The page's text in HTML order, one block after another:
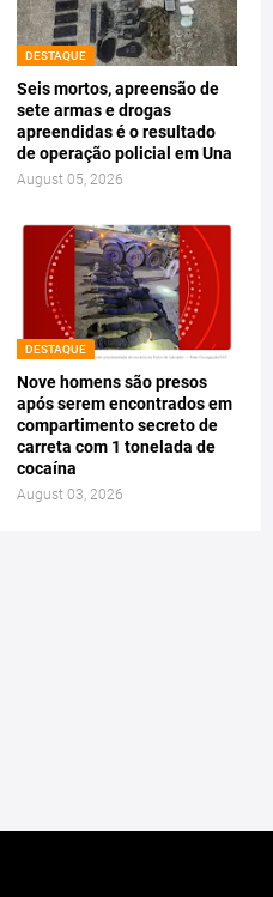
DESTAQUE
Seis mortos, apreensão de
sete armas e drogas
apreendidas é o resultado
de operação policial em Una
August 05, 2026
DESTAQUE
Nove homens são presos
após serem encontrados em
compartimento secreto de
carreta com 1 tonelada de
cocaína
August 03, 2026